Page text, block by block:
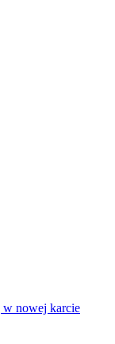
w nowej karcie